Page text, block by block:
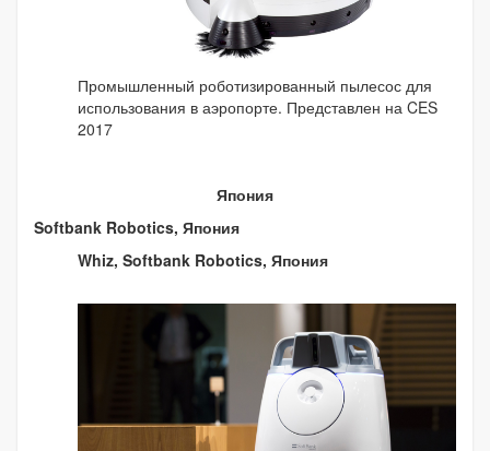
Промышленный роботизированный пылесос для
использования в аэропорте. Представлен на CES
2017
Япония
Softbank Robotics, Япония
Whiz, Softbank Robotics, Япония